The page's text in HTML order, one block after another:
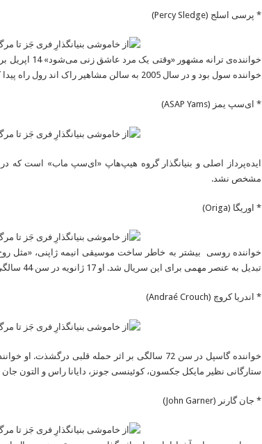
* پرسی اسلج (Percy Sledge)
خواننده سول بود و در سال 2005 به سالن مشاهیر راک اند رول راه پیدا کرد.
* ای‌سپ یمز (ASAP Yams)
مشخص نشد.
* اوریگا (Origa)
خواننده روسی بیشتر به خاطر ساخت موسیقی انیمه ژاپنی، «مثل
تبدیل به عنصر مهمی برای این سریال شد. او 17 ژانویه در سن 44 سالگی در توکیو و بر اثر سرطان ریه درگذشت.
* اندریا کروچ (Andraé Crouch)
خواننده گاسپل در سن 72 سالگی بر اثر حمله قلبی
ستارگانی نظیر مایکل جکسون، کوئینسی جونز، دایانا راس و التون جان
* جان گارنر (John Garner)